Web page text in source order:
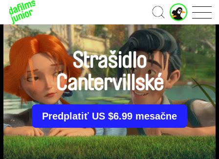
Domov
J
u
n
o
r
ú
č
e
Strašidlo
Cantervillské
Predplatiť US $6.99 mesačne